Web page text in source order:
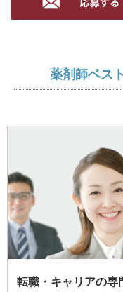
薬剤師ベス
転職・キャリアの専